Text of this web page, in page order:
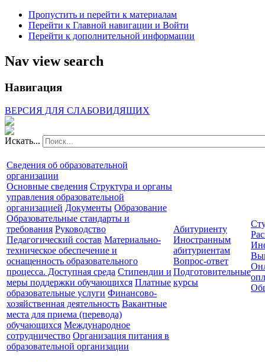
Пропустить и перейти к материалам
Перейти к Главной навигации и Войти
Перейти к дополнительной информации
Nav view search
Навигация
ВЕРСИЯ ДЛЯ СЛАБОВИДЯЩИХ
Искать...
Сведения об образовательной
организации
Основные сведения Структура и органы
управления образовательной
организацией Документы Образование
Образовательные стандарты и
требования Руководство
Педагогический состав Материально-
техническое обеспечение и
оснащенность образовательного
процесса. Доступная среда Стипендии и
меры поддержки обучающихся Платные
образовательные услуги Финансово-
хозяйственная деятельность Вакантные
места для приема (перевода)
обучающихся Международное
сотрудничество Организация питания в
образовательной организации
Абитуриенту
Иностранным
абитуриентам
Вопрос-ответ
Подготовительные
курсы